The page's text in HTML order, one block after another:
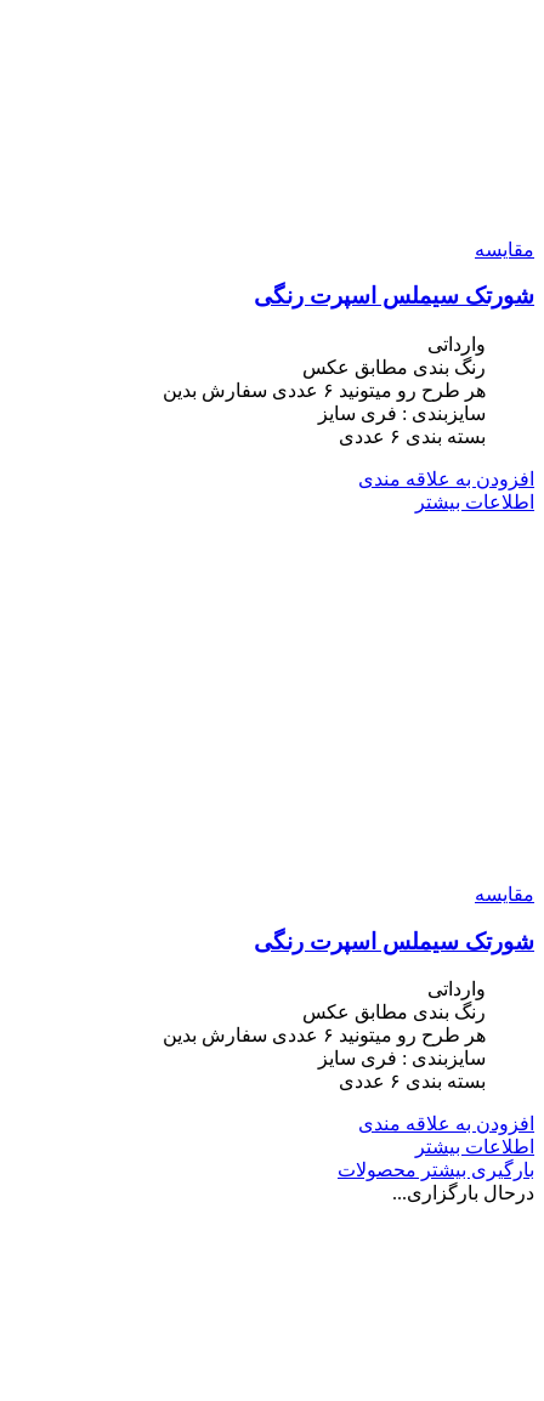
مقایسه
شورتک سیملس اسپرت رنگی
وارداتی
رنگ بندی مطابق عکس
هر طرح رو میتونید ۶ عددی سفارش بدین
سایزبندی : فری سایز
بسته بندی ۶ عددی
افزودن به علاقه مندی
اطلاعات بیشتر
مقایسه
شورتک سیملس اسپرت رنگی
وارداتی
رنگ بندی مطابق عکس
هر طرح رو میتونید ۶ عددی سفارش بدین
سایزبندی : فری سایز
بسته بندی ۶ عددی
افزودن به علاقه مندی
اطلاعات بیشتر
بارگیری بیشتر محصولات
درحال بارگزاری...